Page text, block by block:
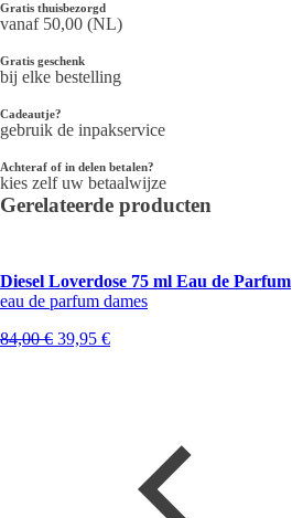
Gratis thuisbezorgd
vanaf 50,00 (NL)
Gratis geschenk
bij elke bestelling
Cadeautje?
gebruik de inpakservice
Achteraf of in delen betalen?
kies zelf uw betaalwijze
Gerelateerde producten
Diesel Loverdose 75 ml Eau de Parfum
eau de parfum dames
84,00€ Oorspronkelijke
39,95 €Huidige